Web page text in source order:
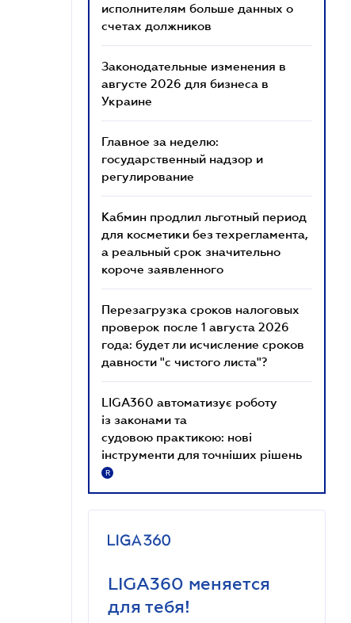
исполнителям больше данных о
счетах должников
Законодательные изменения в
августе 2026 для бизнеса в
Украине
Главное за неделю:
государственный надзор и
регулирование
Кабмин продлил льготный период
для косметики без техрегламента,
а реальный срок значительно
короче заявленного
Перезагрузка сроков налоговых
проверок после 1 августа 2026
года: будет ли исчисление сроков
давности "с чистого листа"?
LIGA360 автоматизує роботу
із законами та
судовою практикою: нові
інструменти для точніших рішень
R
LIGA360 меняется
для тебя!